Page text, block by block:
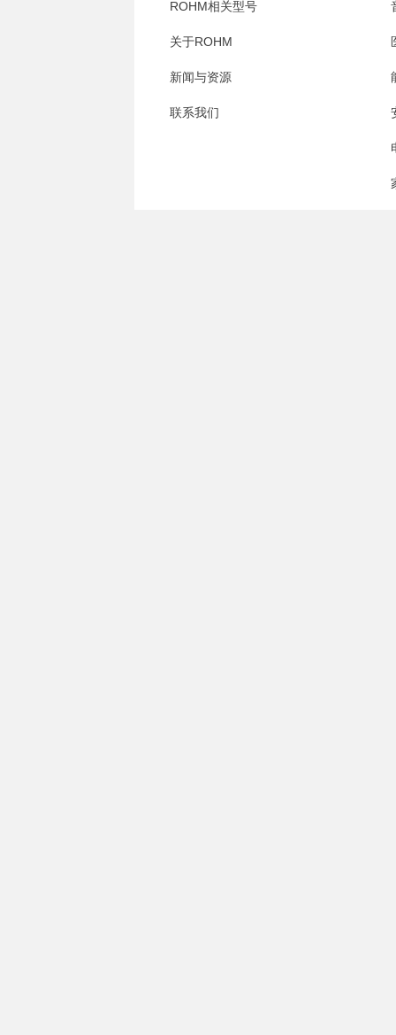
ROHM相关型号
关于ROHM
新闻与资源
联系我们